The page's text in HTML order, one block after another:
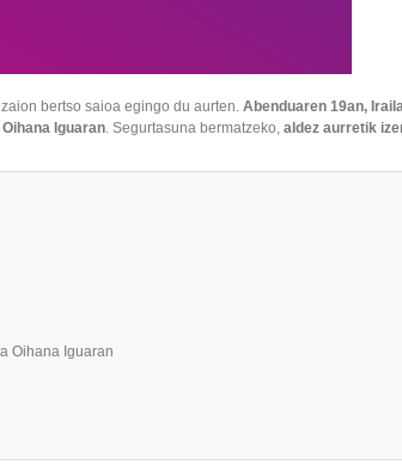
bertso saioa egingo du aurten. Abenduaren 19an,
Iguaran. Segurtasuna bermatzeko, aldez aurretik
Oihana Iguaran